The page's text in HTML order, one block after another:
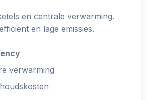
en centrale verwarming.
en lage emissies.
verwarming